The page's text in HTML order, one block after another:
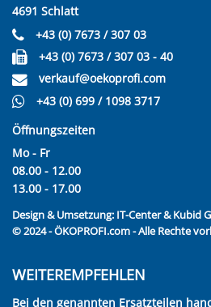
4691 Schlatt
+43 (0) 7673 / 307 03
+43 (0) 7673 / 307 03 - 40
verkauf@oekoprofi.com
+43 (0) 699 / 1098 3717
Öffnungszeiten
Mo - Fr
08.00 - 12.00
13.00 - 17.00
Design & Umsetzung: IT-Center & Kubid
© 2024 - ÖKOPROFI.com - Alle Rechte
WEITEREMPFEHLEN
Bei den genannten Ersatzteilen